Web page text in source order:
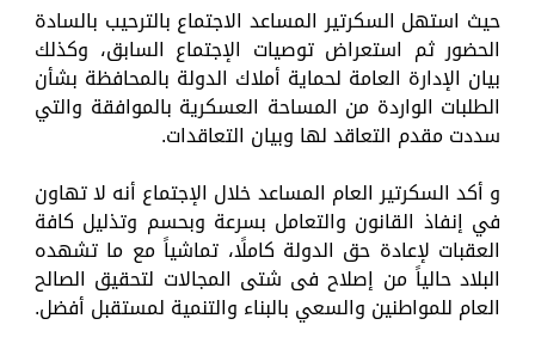
حيث استهل السكرتير المساعد الاجتماع بالترحيب بالسادة
الحضور ثم استعراض توصيات الإجتماع السابق، وكذلك
بيان الإدارة العامة لحماية أملاك الدولة بالمحافظة بشأن
الطلبات الواردة من المساحة العسكرية بالموافقة والتي
سددت مقدم التعاقد لها وبيان التعاقدات.
و أكد السكرتير العام المساعد خلال الإجتماع أنه لا تهاون
في إنفاذ القانون والتعامل بسرعة وبحسم وتذليل كافة
العقبات لإعادة حق الدولة كاملًا، تماشياً مع ما تشهده
البلاد حالياً من إصلاح فى شتى المجالات لتحقيق الصالح
العام للمواطنين والسعي بالبناء والتنمية لمستقبل أفضل.